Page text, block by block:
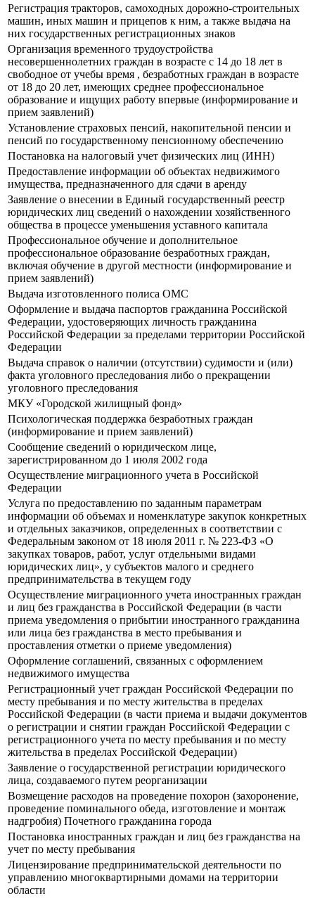
Регистрация тракторов, самоходных дорожно-строительных
машин, иных машин и прицепов к ним, а также выдача на
них государственных регистрационных знаков
Организация временного трудоустройства
несовершеннолетних граждан в возрасте с 14 до 18 лет в
свободное от учебы время , безработных граждан в возрасте
от 18 до 20 лет, имеющих среднее профессиональное
образование и ищущих работу впервые (информирование и
прием заявлений)
Установление страховых пенсий, накопительной пенсии и
пенсий по государственному пенсионному обеспечению
Постановка на налоговый учет физических лиц (ИНН)
Предоставление информации об объектах недвижимого
имущества, предназначенного для сдачи в аренду
Заявление о внесении в Единый государственный реестр
юридических лиц сведений о нахождении хозяйственного
общества в процессе уменьшения уставного капитала
Профессиональное обучение и дополнительное
профессиональное образование безработных граждан,
включая обучение в другой местности (информирование и
прием заявлений)
Выдача изготовленного полиса ОМС
Оформление и выдача паспортов гражданина Российской
Федерации, удостоверяющих личность гражданина
Российской Федерации за пределами территории Российской
Федерации
Выдача справок о наличии (отсутствии) судимости и (или)
факта уголовного преследования либо о прекращении
уголовного преследования
МКУ «Городской жилищный фонд»
Психологическая поддержка безработных граждан
(информирование и прием заявлений)
Сообщение сведений о юридическом лице,
зарегистрированном до 1 июля 2002 года
Осуществление миграционного учета в Российской
Федерации
Услуга по предоставлению по заданным параметрам
информации об объемах и номенклатуре закупок конкретных
и отдельных заказчиков, определенных в соответствии с
Федеральным законом от 18 июля 2011 г. № 223-ФЗ «О
закупках товаров, работ, услуг отдельными видами
юридических лиц», у субъектов малого и среднего
предпринимательства в текущем году
Осуществление миграционного учета иностранных граждан
и лиц без гражданства в Российской Федерации (в части
приема уведомления о прибытии иностранного гражданина
или лица без гражданства в место пребывания и
проставления отметки о приеме уведомления)
Оформление соглашений, связанных с оформлением
недвижимого имущества
Регистрационный учет граждан Российской Федерации по
месту пребывания и по месту жительства в пределах
Российской Федерации (в части приема и выдачи документов
о регистрации и снятии граждан Российской Федерации с
регистрационного учета по месту пребывания и по месту
жительства в пределах Российской Федерации)
Заявление о государственной регистрации юридического
лица, создаваемого путем реорганизации
Возмещение расходов на проведение похорон (захоронение,
проведение поминального обеда, изготовление и монтаж
надгробия) Почетного гражданина города
Постановка иностранных граждан и лиц без гражданства на
учет по месту пребывания
Лицензирование предпринимательской деятельности по
управлению многоквартирными домами на территории
области